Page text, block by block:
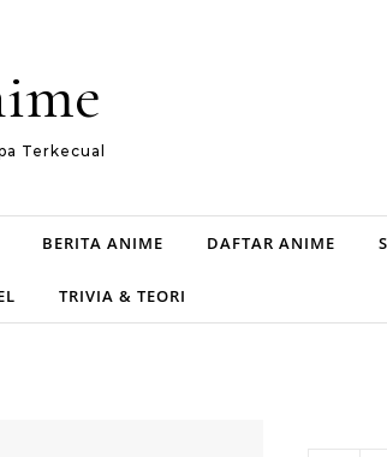
Terkecual
BERITA ANIME DAFTAR ANIME
TRIVIA & TEORI